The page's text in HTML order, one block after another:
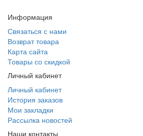
Информация
Связаться с нами
Возврат товара
Карта сайта
Товары со скидкой
Личный кабинет
Личный кабинет
История заказов
Мои закладки
Рассылка новостей
Наши контакты